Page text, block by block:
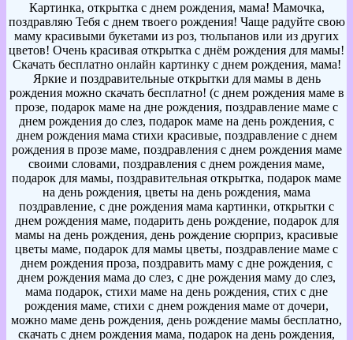
Картинка, открытка с днем рождения, мама! Мамочка,
поздравляю Тебя с днем твоего рождения! Чаще радуйте свою
маму красивыми букетами из роз, тюльпанов или из других
цветов! Очень красивая открытка с днём рождения для мамы!
Скачать бесплатно онлайн картинку с днем рождения, мама!
Яркие и поздравительные открытки для мамы в день
рождения можно скачать бесплатно! (с днем рождения маме в
прозе, подарок маме на дне рождения, поздравление маме с
днем рождения до слез, подарок маме на день рождения, с
днем рождения мама стихи красивые, поздравление с днем
рождения в прозе маме, поздравления с днем рождения маме
своими словами, поздравления с днем рождения маме,
подарок для мамы, поздравительная открытка, подарок маме
на день рождения, цветы на день рождения, мама
поздравление, с дне рождения мама картинки, открытки с
днем рождения маме, подарить день рождение, подарок для
мамы на день рождения, день рождение сюрприз, красивые
цветы маме, подарок для мамы цветы, поздравление маме с
днем рождения проза, поздравить маму с дне рождения, с
днем рождения мама до слез, с дне рождения маму до слез,
мама подарок, стихи маме на день рождения, стих с дне
рождения маме, стихи с днем рождения маме от дочери,
можно маме день рождения, день рождение мамы бесплатно,
скачать с днем рождения мама, подарок на день рождения,